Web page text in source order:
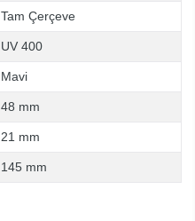
Tam Çerçeve
UV 400
Mavi
48 mm
21 mm
145 mm